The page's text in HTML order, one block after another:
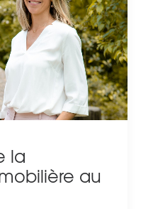
la
au